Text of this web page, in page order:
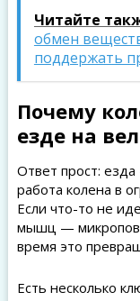
Читайте
обмен
поддержать
Почему
езде на
Ответ прост:
работа колена в
Если что-то не
мышц —
время это
Есть несколько